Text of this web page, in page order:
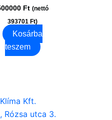
Ft (nettó
393701 Ft)
Kosárba
teszem
Kft.
Rózsa utca 3.